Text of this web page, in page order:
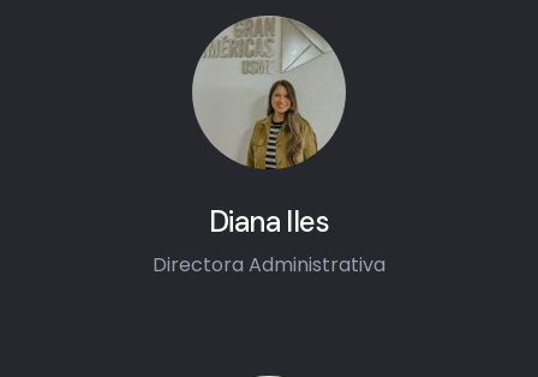
Diana Iles
Directora Administrativa